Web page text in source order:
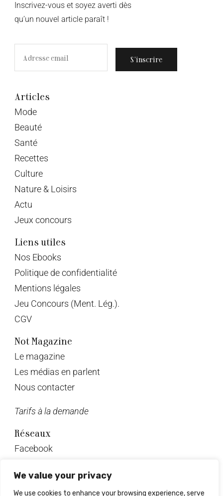
We value your privacy
We use cookies to enhance your browsing experience, serve
Inscrivez-vous et soyez averti dès
qu’un nouvel article paraît !
S’inscrire
Articles
Mode
Beauté
Santé
Recettes
Culture
Nature & Loisirs
Actu
Jeux concours
Liens utiles
Nos Ebooks
Politique de confidentialité
Mentions légales
Jeu Concours (Ment. Lég.).
CGV
Not Magazine
Le magazine
Les médias en parlent
Nous contacter
Tarifs à la demande
Réseaux
Facebook
Instagram